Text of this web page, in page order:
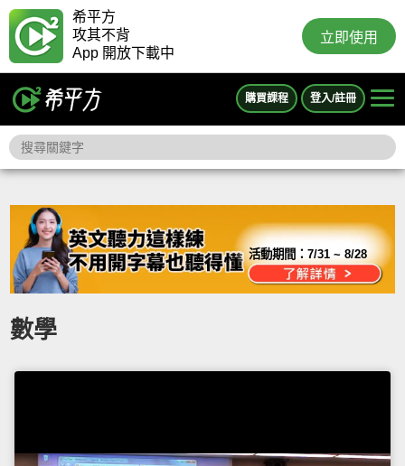
希平方
攻其不背
App 開放下載中
立即使用
購買課程 登入/註冊
活動期間：7/31 ~ 8/28
數學